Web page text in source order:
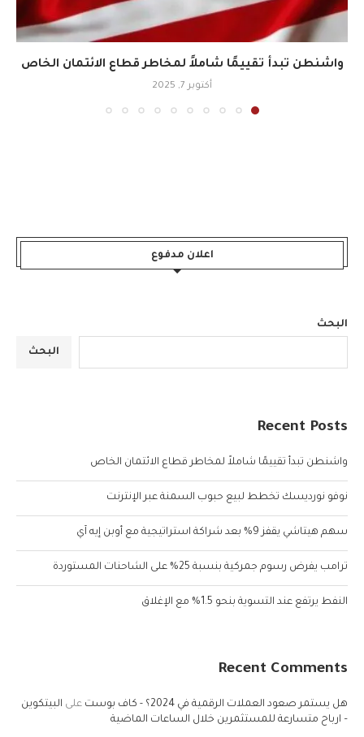
واشنطن تبدأ تقييمًا شاملاً لمخاطر قطاع الائتمان الخاص
أكتوبر 7, 2025
اعلان مدفوع
البحث
البحث
Recent Posts
واشنطن تبدأ تقييمًا شاملاً لمخاطر قطاع الائتمان الخاص
نوفو نورديسك تخطط لبيع حبوب السمنة عبر الإنترنت
سهم هيتاشي يقفز 9% بعد شراكة استراتيجية مع أوبن إيه آي
ترامب يفرض رسوم جمركية بنسبة 25% على الشاحنات المستوردة
النفط يرتفع عند التسوية بنحو 1.5% مع الإغلاق
Recent Comments
هل يستمر صعود العملات الرقمية في 2024؟ - كاف بوست على البيتكوين
– ارباح متسارعة للمستثمرين خلال الساعات الماضية